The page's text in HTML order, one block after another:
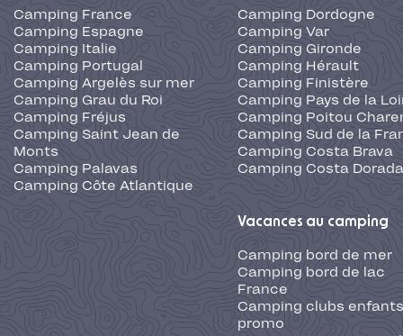
Camping France
Camping Espagne
Camping Italie
Camping Portugal
Camping Argelès sur mer
Camping Grau du Roi
Camping Fréjus
Camping Saint Jean de
Monts
Camping Palavas
Camping Côte Atlantique
Camping Dordogne
Camping Var
Camping Gironde
Camping Hérault
Camping Finistère
Camping Pays de la
Camping Poitou
Camping Sud de la
Camping Costa Brava
Camping Costa Dorada
Vacances au camping
Camping bord de mer
Camping bord de lac
France
Camping clubs
promo